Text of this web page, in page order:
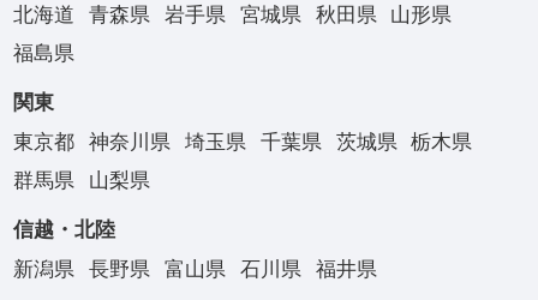
北海道
青森県 岩手県 宮城県 秋田県
山形県
福島県
関東
東京都
神奈川県 埼玉県 千葉県 茨城県
栃木県
群馬県
山梨県
信越・北陸
新潟県
長野県 富山県 石川県 福井県